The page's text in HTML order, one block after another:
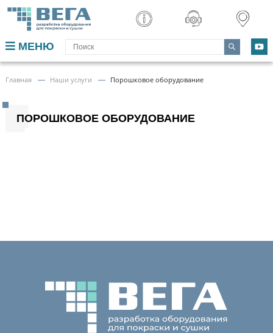
МЕНЮ
Главная Наши услуги Порошковое оборудование
ПОРОШКОВОЕ ОБОРУДОВАНИЕ